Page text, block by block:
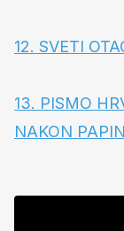
12. SVETI
13. PISMO
NAKON